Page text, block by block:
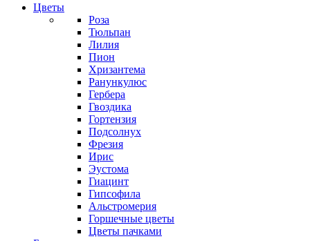
Цветы
Роза
Тюльпан
Лилия
Пион
Хризантема
Ранункулюс
Гербера
Гвоздика
Гортензия
Подсолнух
Фрезия
Ирис
Эустома
Гиацинт
Гипсофила
Альстромерия
Горшечные цветы
Цветы пачками